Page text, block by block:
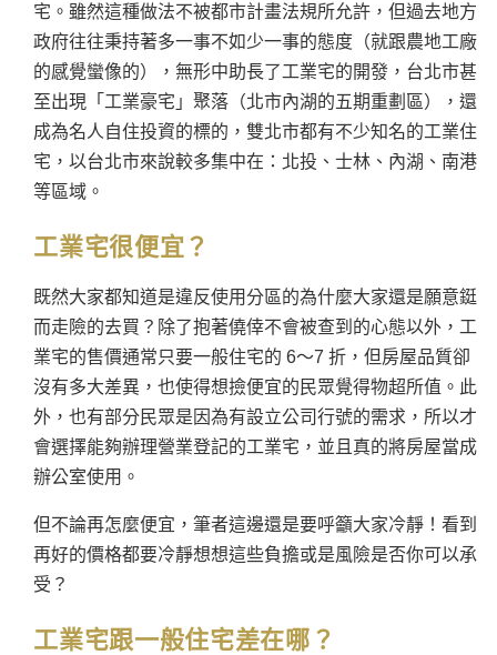
宅。雖然這種做法不被都市計畫法規所允許，但過去地方
政府往往秉持著多一事不如少一事的態度（就跟農地工廠
的感覺蠻像的），無形中助長了工業宅的開發，台北市甚
至出現「工業豪宅」聚落（北市內湖的五期重劃區），還
成為名人自住投資的標的，雙北市都有不少知名的工業住
宅，以台北市來說較多集中在：北投、士林、內湖、南港
等區域。
工業宅很便宜？
既然大家都知道是違反使用分區的為什麼大家還是願意鋌
而走險的去買？除了抱著僥倖不會被查到的心態以外，工
業宅的售價通常只要一般住宅的 6～7 折，但房屋品質卻
沒有多大差異，也使得想撿便宜的民眾覺得物超所值。此
外，也有部分民眾是因為有設立公司行號的需求，所以才
會選擇能夠辦理營業登記的工業宅，並且真的將房屋當成
辦公室使用。
但不論再怎麼便宜，筆者這邊還是要呼籲大家冷靜！看到
再好的價格都要冷靜想想這些負擔或是風險是否你可以承
受？
工業宅跟一般住宅差在哪？